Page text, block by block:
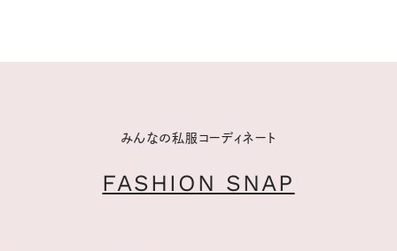
みんなの私服コーディネート
FASHION SNAP